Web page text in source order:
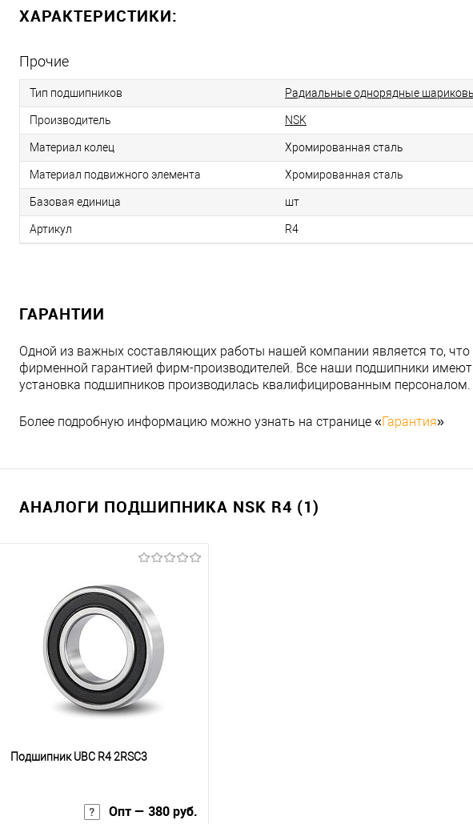
ХАРАКТЕРИСТИКИ:
Прочие
Тип подшипников Радиальные однорядные
Производитель NSK
Материал колец Хромированная сталь
Материал подвижного элемента Хромированная сталь
Базовая единица шт
Артикул R4
ГАРАНТИИ
Одной из важных составляющих работы нашей компании является то,
фирменной гарантией фирм-производителей. Все наши подшипники
установка подшипников производилась квалифицированным персоналом.
Более подробную информацию можно узнать на странице «Гарантия»
АНАЛОГИ ПОДШИПНИКА NSK R4 (1)
Подшипник UBC R4 2RSС3
Опт — 380 руб.